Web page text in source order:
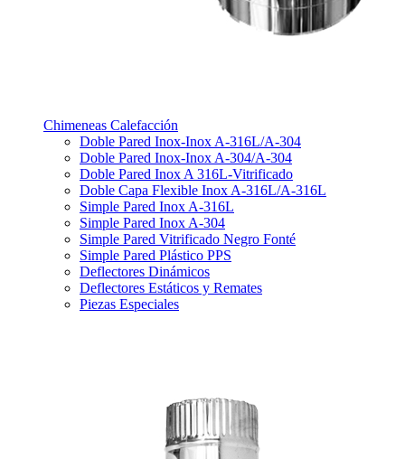
Chimeneas Calefacción
Doble Pared Inox-Inox A-316L/A-304
Doble Pared Inox-Inox A-304/A-304
Doble Pared Inox A 316L-Vitrificado
Doble Capa Flexible Inox A-316L/A-316L
Simple Pared Inox A-316L
Simple Pared Inox A-304
Simple Pared Vitrificado Negro Fonté
Simple Pared Plástico PPS
Deflectores Dinámicos
Deflectores Estáticos y Remates
Piezas Especiales